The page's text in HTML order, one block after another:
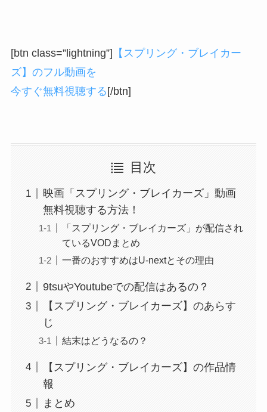
[btn class=”lightning”] 【スプリング・ブレイカー
ズ】のフル動画を
今すぐ無料視聴する[/btn]
目次
映画「スプリング・ブレイカーズ」動画
無料視聴する方法！
「スプリング・ブレイカーズ」が配信され
ているVODまとめ
一番のおすすめはU-nextとその理由
9tsuやYoutubeでの配信はあるの？
【スプリング・ブレイカーズ】のあらす
じ
結末はどうなるの？
【スプリング・ブレイカーズ】の作品情
報
まとめ